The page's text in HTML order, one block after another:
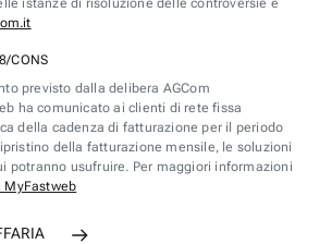
istanze di risoluzione delle controversie è
CONS
previsto dalla delibera AGCom
ha comunicato ai clienti di rete fissa
della cadenza di fatturazione per il periodo
della fatturazione mensile, le soluzioni
potranno usufruire. Per maggiori informazioni
MyFastweb